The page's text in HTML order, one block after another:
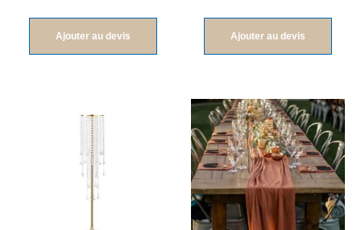
Ajouter au devis Ajouter au devis